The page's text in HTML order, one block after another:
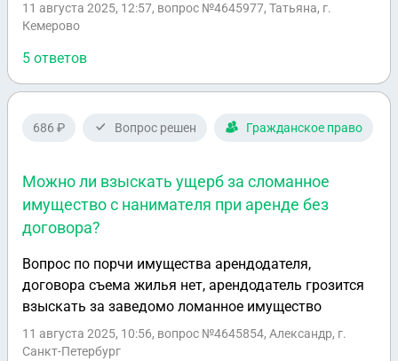
являться совместной собственностью. Я хочу дать
взноса и в дальнейшем планирую помогать с
погашением кредита. Вопрос: как это можно
справедливого раздела имущества, можно было бы
11 августа 2025, 12:57, вопрос №4645977, Татьяна, г.
Кемерово
5 ответов
686 ₽ Вопрос решен Гражданское право
Можно ли взыскать ущерб за сломанное
имущество с нанимателя при аренде без
договора?
Вопрос по порчи имущества арендодателя,
договора съема жилья нет, арендодатель грозится
взыскать за заведомо ломанное имущество
11 августа 2025, 10:56, вопрос №4645854, Александр, г.
Санкт-Петербург